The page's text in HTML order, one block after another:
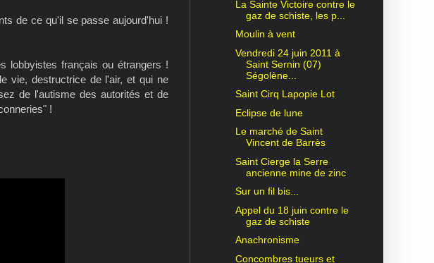
de ce qu'il se passe aujourd'hui !
lobbyistes français ou étrangers !
vie, destructrice de l'air, et qui ne
de l'autisme des autorités et de
!
La Sainte Victoire contre le
gaz de schiste, les p...
Moulin à vent
Vendredi 24 juin 2011 à
Saint Sernin (07)
Ségolène...
Saint Cirq Lapopie Lot
Eclipse de lune
Le marché de Saint
Vincent de Barrès
Saint Cierge la Serre
ancienne mine de zinc
Sur un fil bis...
Appel du 18 juin contre le
gaz de schiste
Anachronisme
Concombres tueurs et